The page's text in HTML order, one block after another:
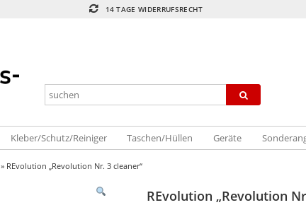
14 TAGE WIDERRUFSRECHT
Kleber/Schutz/Reiniger Taschen/Hüllen Geräte
» REvolution „Revolution Nr. 3 cleaner“
REvolution „Revolution